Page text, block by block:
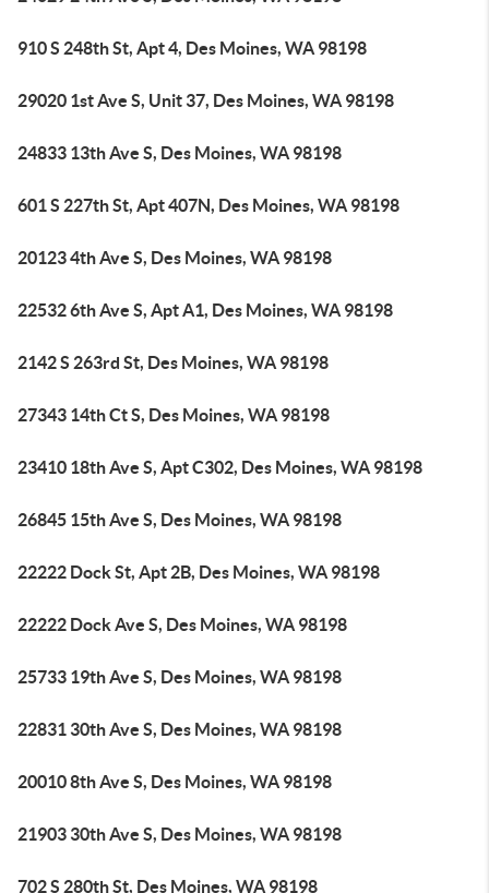
910 S 248th St, Apt 4, Des Moines, WA 98198
29020 1st Ave S, Unit 37, Des Moines, WA 98198
24833 13th Ave S, Des Moines, WA 98198
601 S 227th St, Apt 407N, Des Moines, WA 98198
20123 4th Ave S, Des Moines, WA 98198
22532 6th Ave S, Apt A1, Des Moines, WA 98198
2142 S 263rd St, Des Moines, WA 98198
27343 14th Ct S, Des Moines, WA 98198
23410 18th Ave S, Apt C302, Des Moines, WA 98198
26845 15th Ave S, Des Moines, WA 98198
22222 Dock St, Apt 2B, Des Moines, WA 98198
22222 Dock Ave S, Des Moines, WA 98198
25733 19th Ave S, Des Moines, WA 98198
22831 30th Ave S, Des Moines, WA 98198
20010 8th Ave S, Des Moines, WA 98198
21903 30th Ave S, Des Moines, WA 98198
702 S 280th St, Des Moines, WA 98198